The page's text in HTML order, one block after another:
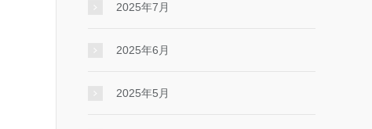
2025年7月
2025年6月
2025年5月